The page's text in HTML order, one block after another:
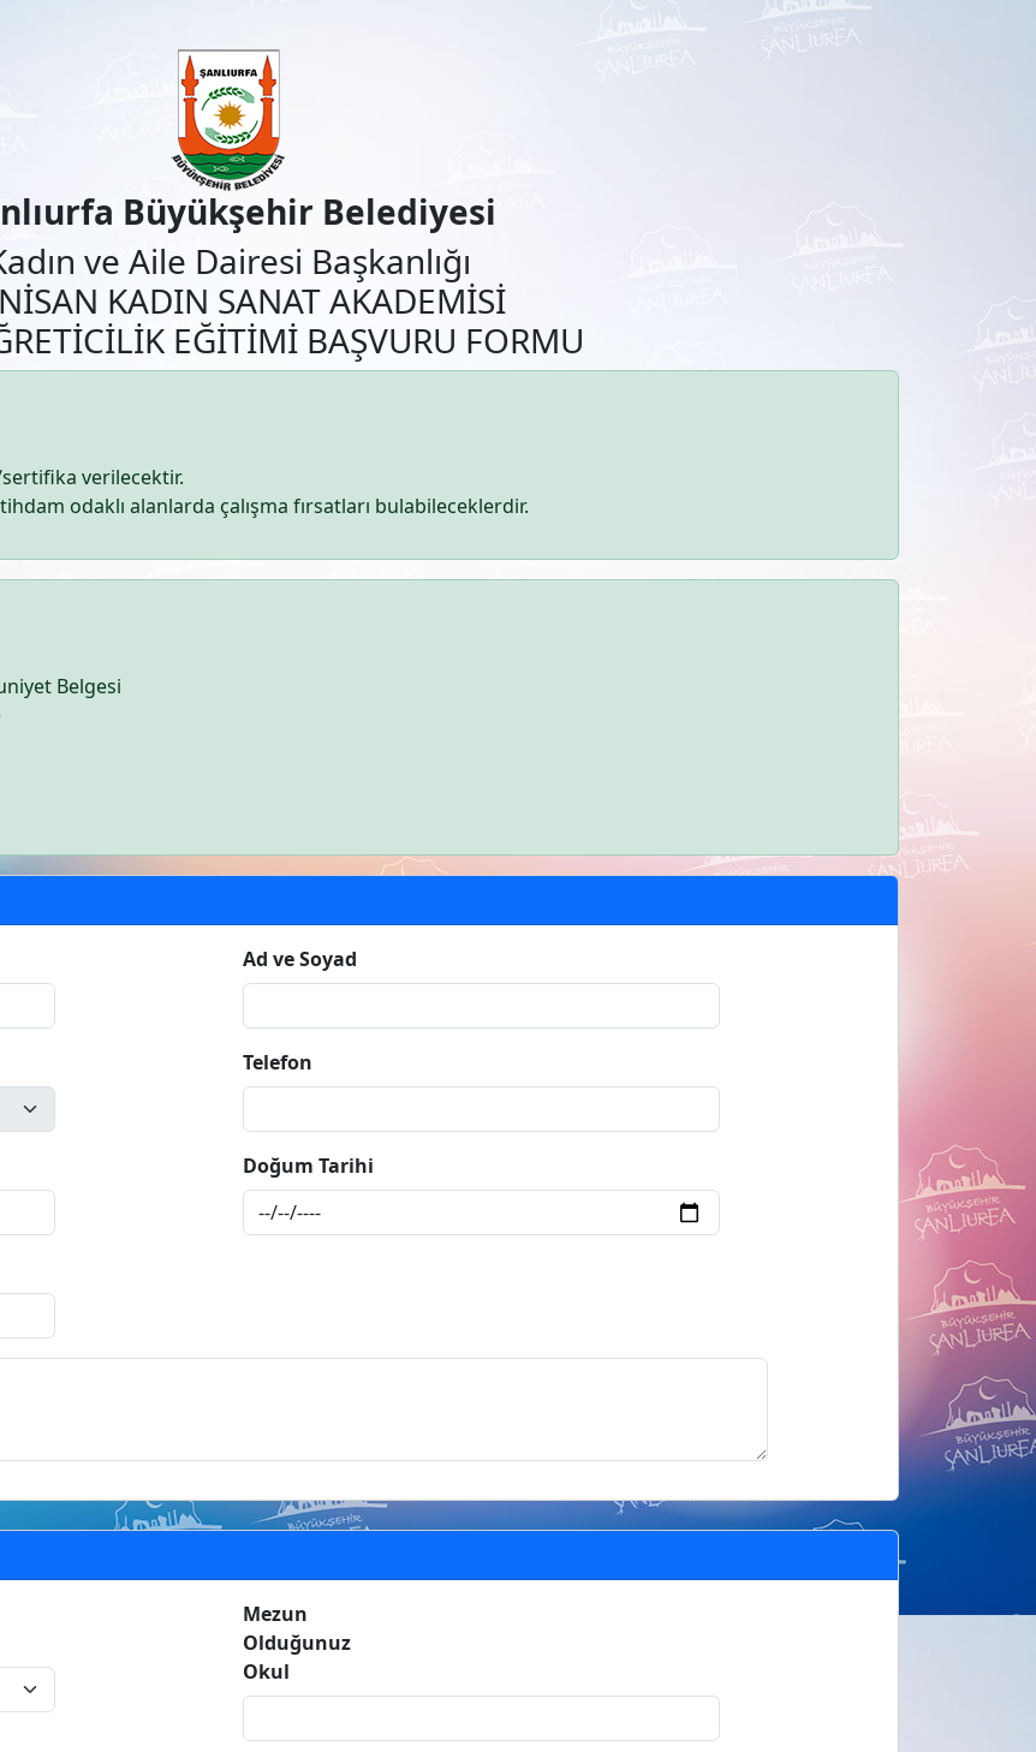
Büyükşehir Belediyesi
ve Aile Dairesi Başkanlığı
KADIN SANAT AKADEMİSİ
EĞİTİMİ BAŞVURU FORMU
sertifika verilecektir.
odaklı alanlarda çalışma fırsatları bulabileceklerdir.
Belgesi
Ad ve Soyad
Telefon
Doğum Tarihi
Mezun
Olduğunuz
Okul